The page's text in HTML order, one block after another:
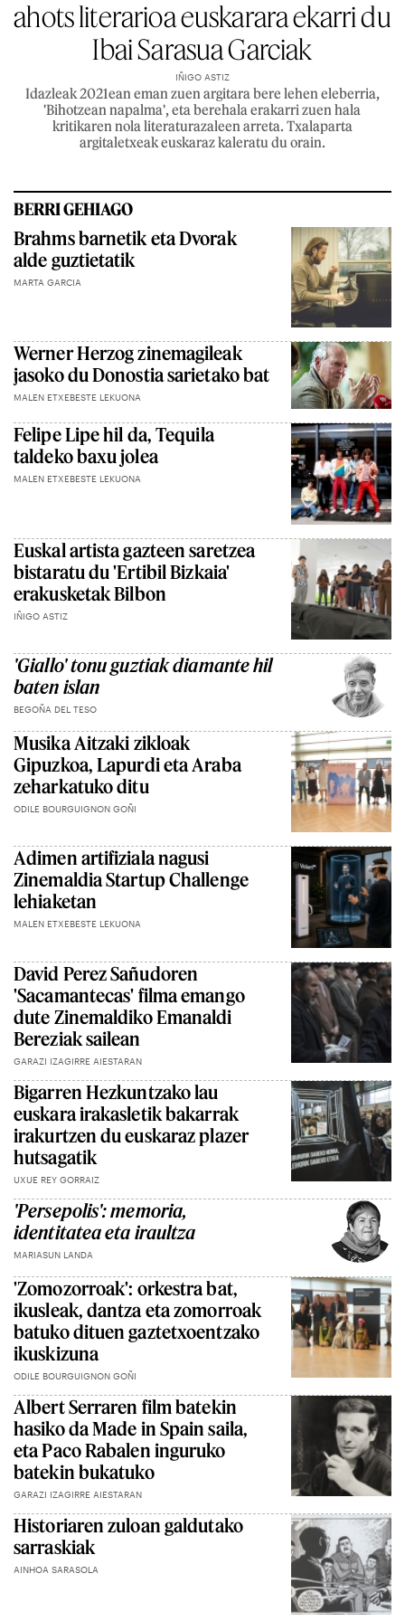
ahots literarioa euskarara ekarri du
Ibai Sarasua Garciak
IÑIGO ASTIZ
Idazleak 2021ean eman zuen argitara bere lehen eleberria,
'Bihotzean napalma', eta berehala erakarri zuen hala
kritikaren nola literaturazaleen arreta. Txalaparta
argitaletxeak euskaraz kaleratu du orain.
BERRI GEHIAGO
Brahms barnetik eta Dvorak
alde guztietatik
MARTA GARCIA
Werner Herzog zinemagileak
jasoko du Donostia sarietako bat
MALEN ETXEBESTE LEKUONA
Felipe Lipe hil da, Tequila
taldeko baxu jolea
MALEN ETXEBESTE LEKUONA
Euskal artista gazteen saretzea
bistaratu du 'Ertibil Bizkaia'
erakusketak Bilbon
IÑIGO ASTIZ
'Giallo' tonu guztiak diamante hil
baten islan
BEGOÑA DEL TESO
Musika Aitzaki zikloak
Gipuzkoa, Lapurdi eta Araba
zeharkatuko ditu
ODILE BOURGUIGNON GOÑI
Adimen artifiziala nagusi
Zinemaldia Startup Challenge
lehiaketan
MALEN ETXEBESTE LEKUONA
David Perez Sañudoren
'Sacamantecas' filma emango
dute Zinemaldiko Emanaldi
Bereziak sailean
GARAZI IZAGIRRE AIESTARAN
Bigarren Hezkuntzako lau
euskara irakasletik bakarrak
irakurtzen du euskaraz plazer
hutsagatik
UXUE REY GORRAIZ
'Persepolis': memoria,
identitatea eta iraultza
MARIASUN LANDA
'Zomozorroak': orkestra bat,
ikusleak, dantza eta zomorroak
batuko dituen gaztetxoentzako
ikuskizuna
ODILE BOURGUIGNON GOÑI
Albert Serraren film batekin
hasiko da Made in Spain saila,
eta Paco Rabalen inguruko
batekin bukatuko
GARAZI IZAGIRRE AIESTARAN
Historiaren zuloan galdutako
sarraskiak
AINHOA SARASOLA